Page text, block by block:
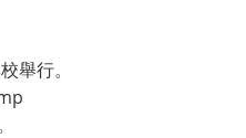
舉行。